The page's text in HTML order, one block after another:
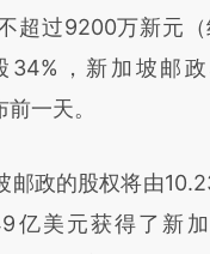
荐点击链接阅读原
超过9200万新元
34%，新加坡邮
一天。
政的股权将由
亿美元获得了新